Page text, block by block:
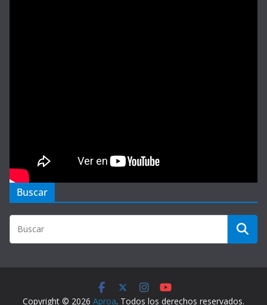
Buscar
Copyright © 2026 Aproa. Todos los derechos reservados.